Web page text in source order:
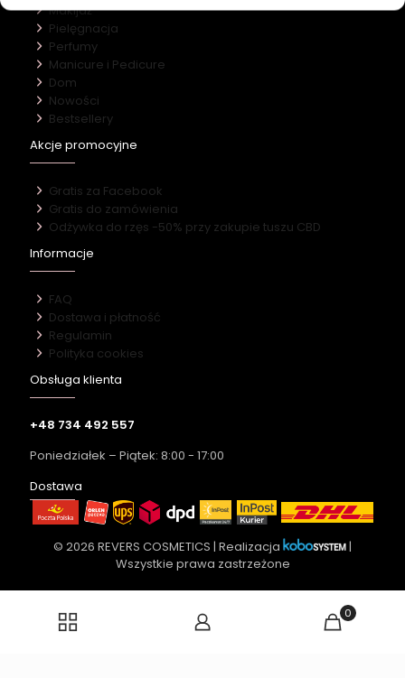
Makijaż
Pielęgnacja
Perfumy
Manicure i Pedicure
Dom
Nowości
Bestsellery
Akcje promocyjne
Gratis za Facebook
Gratis do zamówienia
Odżywka do rzęs -50% przy zakupie tuszu CBD
Informacje
FAQ
Dostawa i płatność
Regulamin
Polityka cookies
Obsługa klienta
+48 734 492 557
Poniedziałek – Piątek: 8:00 - 17:00
Dostawa
© 2026 REVERS COSMETICS | Realizacja
|
Wszystkie prawa zastrzeżone
0